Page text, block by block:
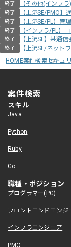
終了 【その他(インフ
終了 【上流SE/PMO】
終了 【上流SE/PL】管
終了 【インフラ/PL】
終了 【上流SE】某通
終了
【上流SE/ネット
HOME案件検索セキュ
案件検索
スキル
Java
Python
Ruby
Go
職種・ポジション
プログラマー(PG)
フロントエンドエンジ
インフラエンジニア
PMO